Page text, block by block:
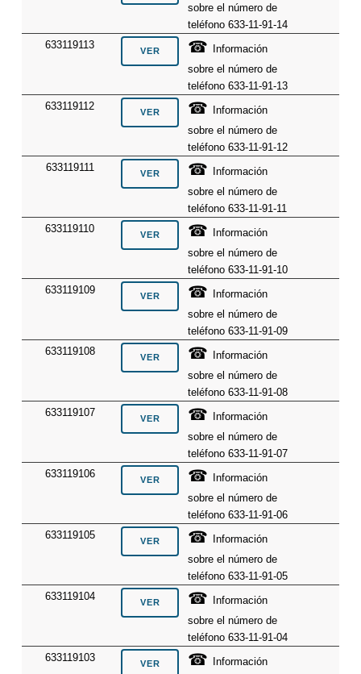
sobre el número de
teléfono 633-11-91-14
633119113
☎ Información
sobre el número de
teléfono 633-11-91-13
633119112
☎ Información
sobre el número de
teléfono 633-11-91-12
633119111
☎ Información
sobre el número de
teléfono 633-11-91-11
633119110
☎ Información
sobre el número de
teléfono 633-11-91-10
633119109
☎ Información
sobre el número de
teléfono 633-11-91-09
633119108
☎ Información
sobre el número de
teléfono 633-11-91-08
633119107
☎ Información
sobre el número de
teléfono 633-11-91-07
633119106
☎ Información
sobre el número de
teléfono 633-11-91-06
633119105
☎ Información
sobre el número de
teléfono 633-11-91-05
633119104
☎ Información
sobre el número de
teléfono 633-11-91-04
633119103
☎ Información